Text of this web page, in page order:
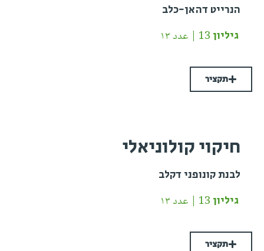
הנרייט דהאן-כלב
גיליון 13 | عدد ١٣
תקציר
חיקוי קולוניאלי
לבנת קונופני דקלב
גיליון 13 | عدد ١٣
תקציר